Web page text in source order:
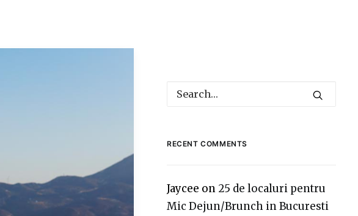
RECENT COMMENTS
Jaycee on 25 de localuri pentru
Mic Dejun/Brunch in Bucuresti